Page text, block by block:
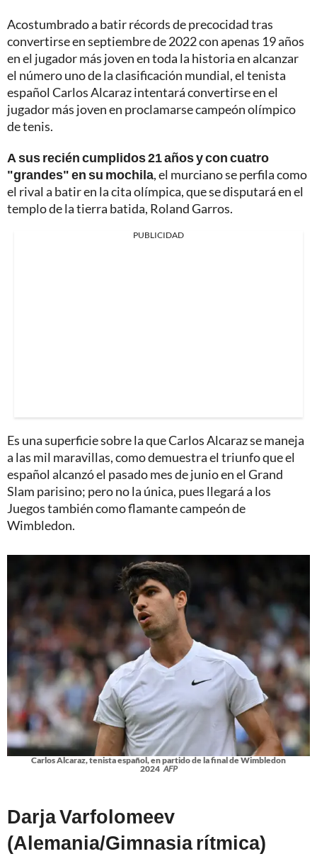
Acostumbrado a batir récords de precocidad tras
convertirse en septiembre de 2022 con apenas 19 años
en el jugador más joven en toda la historia en alcanzar
el número uno de la clasificación mundial, el tenista
español Carlos Alcaraz intentará convertirse en el
jugador más joven en proclamarse campeón olímpico
de tenis.
A sus recién cumplidos 21 años y con cuatro
"grandes" en su mochila, el murciano se perfila como
el rival a batir en la cita olímpica, que se disputará en el
templo de la tierra batida, Roland Garros.
PUBLICIDAD
Es una superficie sobre la que Carlos Alcaraz se maneja
a las mil maravillas, como demuestra el triunfo que el
español alcanzó el pasado mes de junio en el Grand
Slam parisino; pero no la única, pues llegará a los
Juegos también como flamante campeón de
Wimbledon.
Carlos Alcaraz, tenista español, en partido de la final de Wimbledon
2024 AFP
Darja Varfolomeev
(Alemania/Gimnasia rítmica)